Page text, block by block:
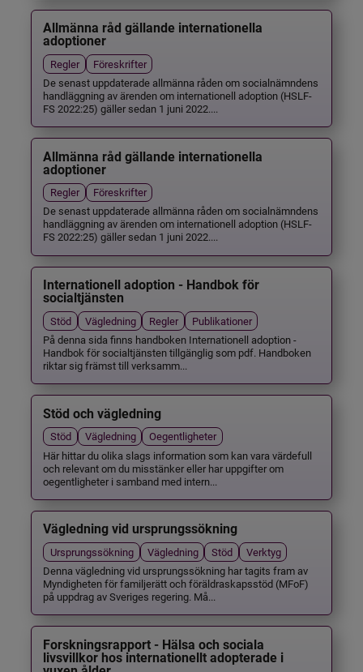
Allmänna råd gällande internationella
adoptioner
Regler
Föreskrifter
De senast uppdaterade allmänna råden om socialnämndens
handläggning av ärenden om internationell adoption (HSLF-
FS 2022:25) gäller sedan 1 juni 2022....
Allmänna råd gällande internationella
adoptioner
Regler
Föreskrifter
De senast uppdaterade allmänna råden om socialnämndens
handläggning av ärenden om internationell adoption (HSLF-
FS 2022:25) gäller sedan 1 juni 2022....
Internationell adoption - Handbok för
socialtjänsten
Stöd Vägledning Regler
Publikationer
På denna sida finns handboken Internationell adoption -
Handbok för socialtjänsten tillgänglig som pdf. Handboken
riktar sig främst till verksamm...
Stöd och vägledning
Stöd Vägledning
Oegentligheter
Här hittar du olika slags information som kan vara värdefull
och relevant om du misstänker eller har uppgifter om
oegentligheter i samband med intern...
Vägledning vid ursprungssökning
Ursprungssökning Vägledning Stöd
Verktyg
Denna vägledning vid ursprungssökning har tagits fram av
Myndigheten för familjerätt och föräldraskapsstöd (MFoF)
på uppdrag av Sveriges regering. Må...
Forskningsrapport - Hälsa och sociala
livsvillkor hos internationellt adopterade i